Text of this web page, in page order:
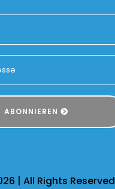
ABONNIEREN
| All Rights Reserved